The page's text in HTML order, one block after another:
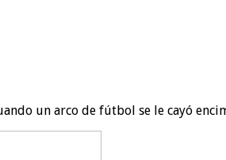
un arco de fútbol se le cayó